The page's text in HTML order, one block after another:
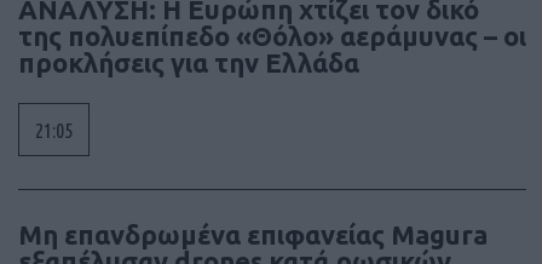
ΑΝΑΛΥΣΗ: Η Ευρώπη χτίζει τον δικό
της πολυεπίπεδο «Θόλο» αεράμυνας – οι
προκλήσεις για την Ελλάδα
21:05
Μη επανδρωμένα επιφανείας Magura